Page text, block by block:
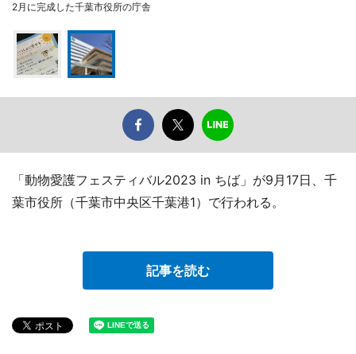
2月に完成した千葉市役所の庁舎
「動物愛護フェスティバル2023 in ちば」が9月17日、千
葉市役所（千葉市中央区千葉港1）で行われる。
記事を読む